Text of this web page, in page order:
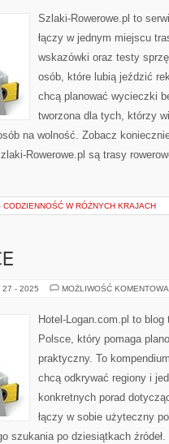
Szlaki-Rowerowe.pl to
łączy w jednym miejscu
wskazówki oraz testy
osób, które lubią jeździć
chcą planować wycieczki
tworzona dla tych, którzy
na wolność. Zobacz
Rowerowe.pl są trasy
CODZIENNOŚĆ W RÓŻNYCH KRAJACH
27 - 2025 MOŻLIWOŚĆ
Hotel-Logan.com.pl to
Polsce, który pomaga
praktyczny. To
chcą odkrywać regiony i
konkretnych porad
łączy w sobie użyteczny
szukania po dziesiątkach